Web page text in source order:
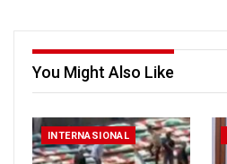
You Might Also Like
INTERNASIONAL